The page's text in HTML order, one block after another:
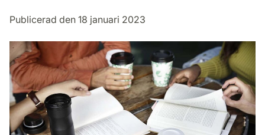
Publicerad den 18 januari 2023